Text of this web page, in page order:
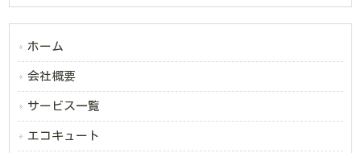
ホーム
会社概要
サービス一覧
エコキュート